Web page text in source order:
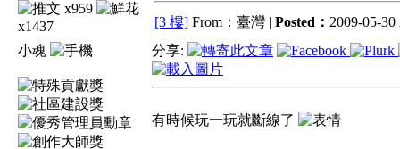
x959
x1437
[3 樓] From：臺灣 | Posted： 2009-05-30
小魂
分享:
有時候玩一玩就斷線了